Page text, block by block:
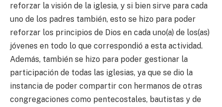
reforzar la visión de la iglesia, y si bien sirve para cada
uno de los padres también, esto se hizo para poder
reforzar los principios de Dios en cada uno(a) de los(as)
jóvenes en todo lo que correspondió a esta actividad.
Además, también se hizo para poder gestionar la
participación de todas las iglesias, ya que se dio la
instancia de poder compartir con hermanos de otras
congregaciones como pentecostales, bautistas y de